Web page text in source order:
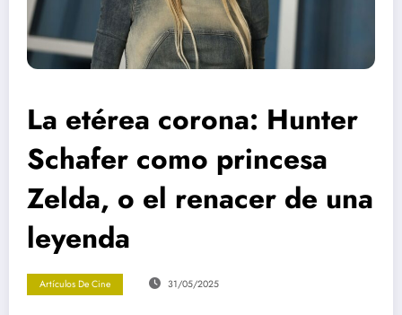
La etérea corona: Hunter
Schafer como princesa
Zelda, o el renacer de una
leyenda
Artículos De Cine 31/05/2025